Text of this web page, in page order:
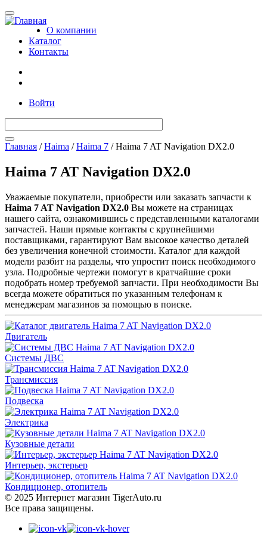
Toggle
navigation О компании
Каталог
Контакты
Войти
Главная / Haima / Haima 7 / Haima 7 AT Navigation DX2.0
Haima 7 AT Navigation DX2.0
Уважаемые покупатели, приобрести или заказать запчасти к
Haima 7 AT Navigation DX2.0 Вы можете на страницах
нашего сайта, ознакомившись с представленными каталогами
запчастей. Наши прямые контакты с крупнейшими
поставщиками, гарантируют Вам высокое качество деталей
без увеличения конечной стоимости. Каталог для каждой
модели разбит на разделы, что упростит поиск необходимого
узла. Подробные чертежи помогут в кратчайшие сроки
подобрать номер требуемой запчасти. При необходимости Вы
всегда можете обратиться по указанным телефонам к
менеджерам магазинов за помощью в поиске.
Двигатель
Системы ДВС
Трансмиссия
Подвеска
Электрика
Кузовные детали
Интерьер, экстерьер
Кондиционер, отопитель
© 2025 Интернет магазин TigerAuto.ru
Все права защищены.